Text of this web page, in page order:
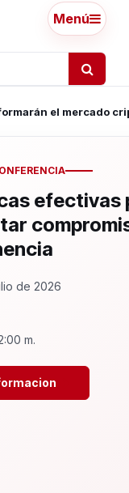
Menú
el mercado
efectivas
de 2026
m.